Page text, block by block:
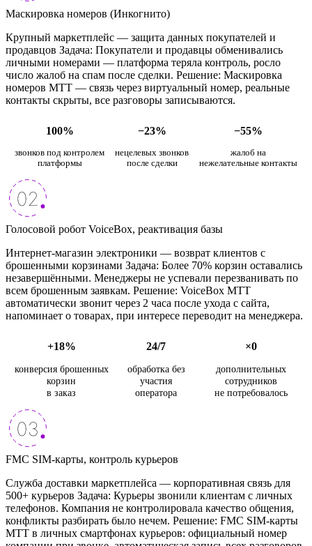
Маскировка номеров (Инкогнито)
Крупный маркетплейс — защита данных покупателей и
продавцов Задача: Покупатели и продавцы обменивались
личными номерами — платформа теряла контроль, росло
число жалоб на спам после сделки. Решение: Маскировка
номеров МТТ — связь через виртуальный номер, реальные
контакты скрыты, все разговоры записываются.
100% −23% −55%
звонков под контролем
платформы
нецелевых звонков
после сделки
жалоб на
нежелательные контакты
Голосовой робот VoiceBox, реактивация базы
Интернет-магазин электроники — возврат клиентов с
брошенными корзинами Задача: Более 70% корзин оставались
незавершёнными. Менеджеры не успевали перезванивать по
всем брошенным заявкам. Решение: VoiceBox МТТ
автоматически звонит через 2 часа после ухода с сайта,
напоминает о товарах, при интересе переводит на менеджера.
+18% 24/7 ×0
конверсия брошенных
корзин
в заказ
обработка без
участия
оператора
дополнительных
сотрудников
не потребовалось
FMC SIM-карты, контроль курьеров
Служба доставки маркетплейса — корпоративная связь для
500+ курьеров Задача: Курьеры звонили клиентам с личных
телефонов. Компания не контролировала качество общения,
конфликты разбирать было нечем. Решение: FMC SIM-карты
МТТ в личных смартфонах курьеров: официальный номер